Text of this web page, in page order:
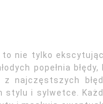
nie tylko
popełnia
z najczęstszych
stylu i sylwetce.